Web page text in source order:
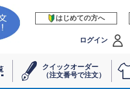
はじめての方へ
ログイン
クイックオーダー
（注文番号で注文）